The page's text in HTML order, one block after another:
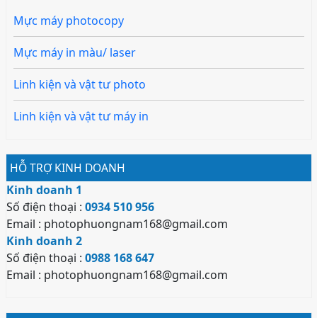
Mực máy photocopy
Mực máy in màu/ laser
Linh kiện và vật tư photo
Linh kiện và vật tư máy in
HỖ TRỢ KINH DOANH
Kinh doanh 1
Số điện thoại : 0934 510 956
Email : photophuongnam168@gmail.com
Kinh doanh 2
Số điện thoại : 0988 168 647
Email : photophuongnam168@gmail.com